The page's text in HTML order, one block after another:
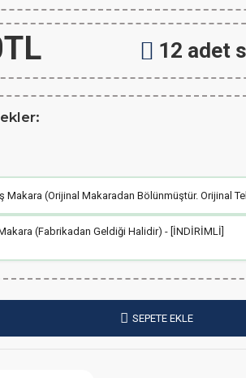
12 adet
Makara (Orijinal Makaradan Bölünmüştür. Orijinal
(Fabrikadan Geldiği Halidir) - [İNDİRİMLİ]
SEPETE EKLE